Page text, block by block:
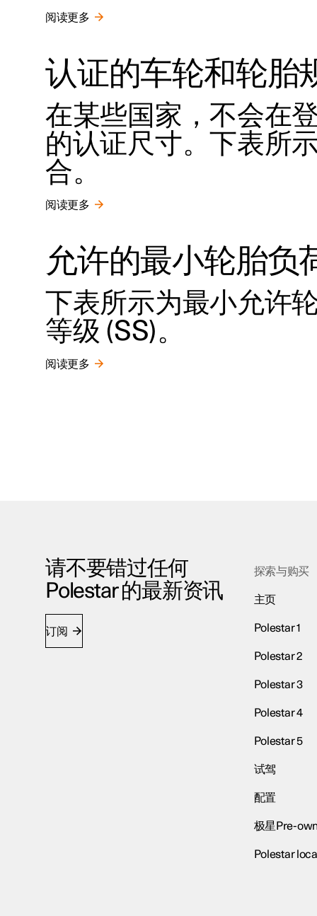
阅读更多
认证的车轮和轮胎
在某些国家，不会在
的认证尺寸。下表所
合。
阅读更多
允许的最小轮胎负
下表所示为最小允许
等级 (SS)。
阅读更多
请不要错过任何
Polestar 的最新资讯
订阅
探索与购买
主页
Polestar 1
Polestar 2
Polestar 3
Polestar 4
Polestar 5
试驾
配置
极星Pre-
Polestar